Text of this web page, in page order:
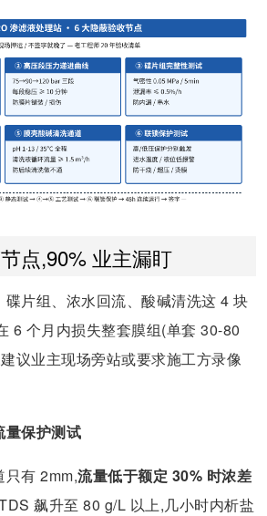
点,90% 业主漏盯
碟片组、浓水回流、酸碱清洗这 4 块
6 个月内损失整套膜组(单套 30-80
议业主现场旁站或要求施工方录像
量保护测试
只有 2mm,流量低于额定 30% 时浓差
飙升至 80 g/L 以上,几小时内析盐